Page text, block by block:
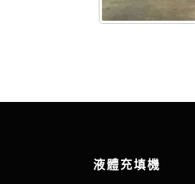
液體充填機